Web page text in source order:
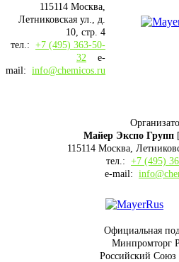
115114 Москва,
Летниковская ул., д.
10, стр. 4
тел.: +7 (495) 363-50-
32 e-
mail: info@chemicos.ru
Майер Экспо Групп [
115114 Москва,
тел.: +7 (495)
e-mail:
Официальная
Минпромторг
Российский